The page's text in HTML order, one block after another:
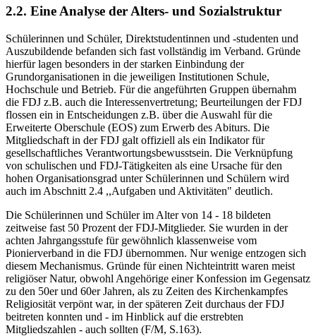
2.2. Eine Analyse der Alters- und Sozialstruktur
Schülerinnen und Schüler, Direktstudentinnen und -studenten und
Auszubildende befanden sich fast vollständig im Verband. Gründe
hierfür lagen besonders in der starken Einbindung der
Grundorganisationen in die jeweiligen Institutionen Schule,
Hochschule und Betrieb. Für die angeführten Gruppen übernahm
die FDJ z.B. auch die Interessenvertretung; Beurteilungen der FDJ
flossen ein in Entscheidungen z.B. über die Auswahl für die
Erweiterte Oberschule (EOS) zum Erwerb des Abiturs. Die
Mitgliedschaft in der FDJ galt offiziell als ein Indikator für
gesellschaftliches Verantwortungsbewusstsein. Die Verknüpfung
von schulischen und FDJ-Tätigkeiten als eine Ursache für den
hohen Organisationsgrad unter Schülerinnen und Schülern wird
auch im Abschnitt 2.4 ,,Aufgaben und Aktivitäten" deutlich.
Die Schülerinnen und Schüler im Alter von 14 - 18 bildeten
zeitweise fast 50 Prozent der FDJ-Mitglieder. Sie wurden in der
achten Jahrgangsstufe für gewöhnlich klassenweise vom
Pionierverband in die FDJ übernommen. Nur wenige entzogen sich
diesem Mechanismus. Gründe für einen Nichteintritt waren meist
religiöser Natur, obwohl Angehörige einer Konfession im Gegensatz
zu den 50er und 60er Jahren, als zu Zeiten des Kirchenkampfes
Religiosität verpönt war, in der späteren Zeit durchaus der FDJ
beitreten konnten und - im Hinblick auf die erstrebten
Mitgliedszahlen - auch sollten (F/M, S.163).